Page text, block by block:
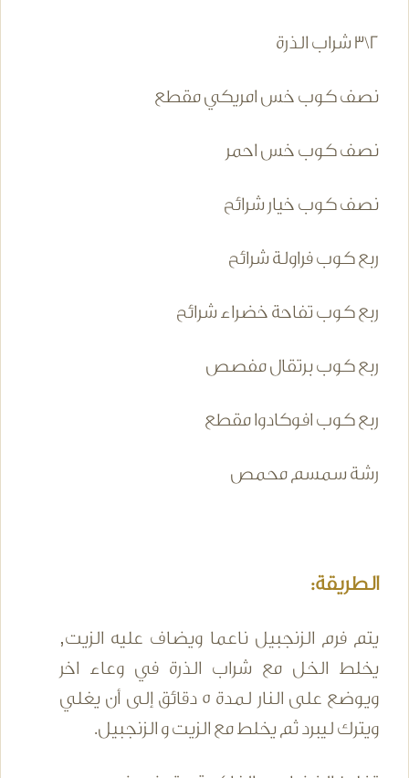
2\3 شراب الذرة
نصف كوب خس امريكي مقطع
نصف كوب خس احمر
نصف كوب خيار شرائح
ربع كوب فراولة شرائح
ربع كوب تفاحة خضراء شرائح
ربع كوب برتقال مفصص
ربع كوب افوكادوا مقطع
رشة سمسم محمص
الطريقة:
يتم فرم الزنجبيل ناعما ويضاف عليه الزيت,
يخلط الخل مع شراب الذرة في وعاء اخر
ويوضع على النار لمدة 5 دقائق إلى أن يغلي
ويترك ليبرد ثم يخلط مع الزيت و الزنجبيل.